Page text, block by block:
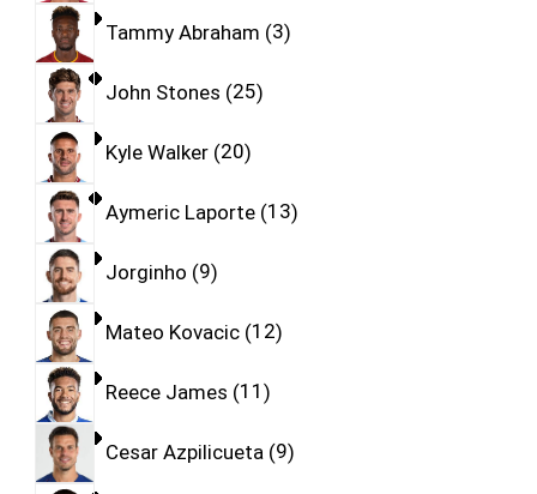
Tammy Abraham 3
John Stones 25
Kyle Walker 20
Aymeric Laporte 13
Jorginho 9
Mateo Kovacic 12
Reece James 11
Cesar Azpilicueta 9